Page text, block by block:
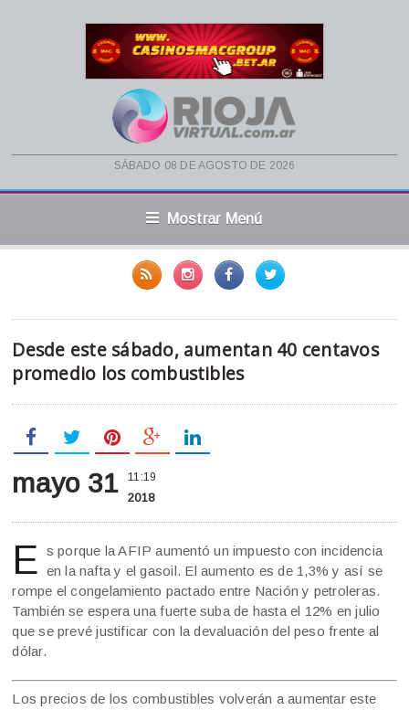
sábado 08 de agosto de 2026
Mostrar Menú
Desde este sábado, aumentan 40 centavos
promedio los combustibles
mayo 31 11:19
2018
E s porque la AFIP aumentó un impuesto con incidencia
en la nafta y el gasoil. El aumento es de 1,3% y así se
rompe el congelamiento pactado entre Nación y petroleras.
También se espera una fuerte suba de hasta el 12% en julio
que se prevé justificar con la devaluación del peso frente al
dólar.
Los precios de los combustibles volverán a aumentar este